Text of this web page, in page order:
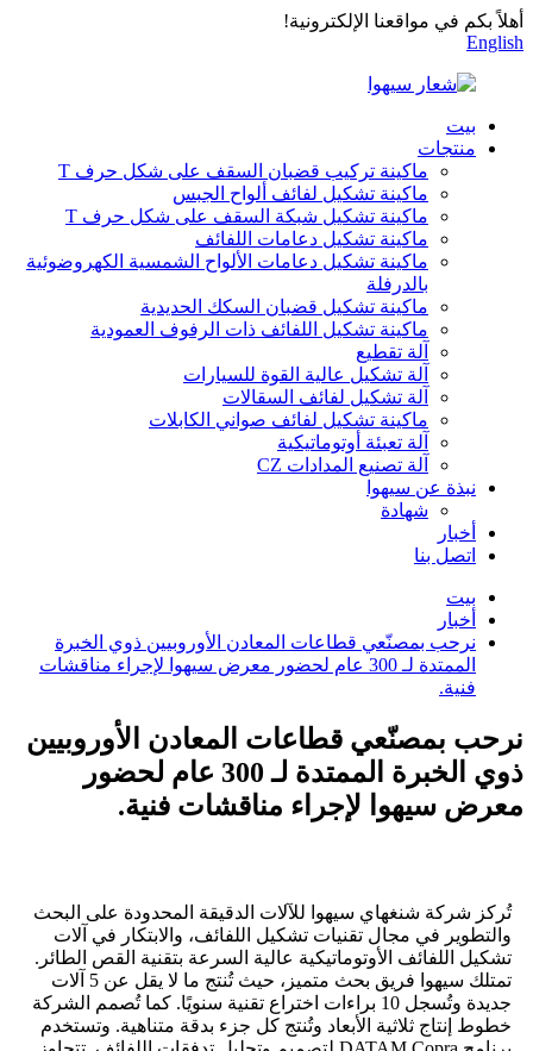
أهلاً بكم في مواقعنا الإلكترونية!
English
بيت
منتجات
ماكينة تركيب قضبان السقف على شكل حرف T
ماكينة تشكيل لفائف ألواح الجبس
ماكينة تشكيل شبكة السقف على شكل حرف T
ماكينة تشكيل دعامات اللفائف
ماكينة تشكيل دعامات الألواح الشمسية الكهروضوئية
بالدرفلة
ماكينة تشكيل قضبان السكك الحديدية
ماكينة تشكيل اللفائف ذات الرفوف العمودية
آلة تقطيع
آلة تشكيل عالية القوة للسيارات
آلة تشكيل لفائف السقالات
ماكينة تشكيل لفائف صواني الكابلات
آلة تعبئة أوتوماتيكية
آلة تصنيع المدادات CZ
نبذة عن سيهوا
شهادة
أخبار
اتصل بنا
بيت
أخبار
نرحب بمصنّعي قطاعات المعادن الأوروبيين ذوي الخبرة
الممتدة لـ 300 عام لحضور معرض سيهوا لإجراء مناقشات
فنية.
نرحب بمصنّعي قطاعات المعادن الأوروبيين
ذوي الخبرة الممتدة لـ 300 عام لحضور
معرض سيهوا لإجراء مناقشات فنية.
تُركز شركة شنغهاي سيهوا للآلات الدقيقة المحدودة على البحث
والتطوير في مجال تقنيات تشكيل اللفائف، والابتكار في آلات
تشكيل اللفائف الأوتوماتيكية عالية السرعة بتقنية القص الطائر.
تمتلك سيهوا فريق بحث متميز، حيث تُنتج ما لا يقل عن 5 آلات
جديدة وتُسجل 10 براءات اختراع تقنية سنويًا. كما تُصمم الشركة
خطوط إنتاج ثلاثية الأبعاد وتُنتج كل جزء بدقة متناهية. وتستخدم